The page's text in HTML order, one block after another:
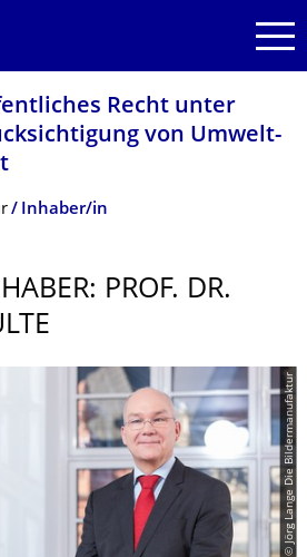
Recht unter
von Umwelt-
Inhaber/in
PROF. DR.
© Jörg Lange Die Bildermanufaktur